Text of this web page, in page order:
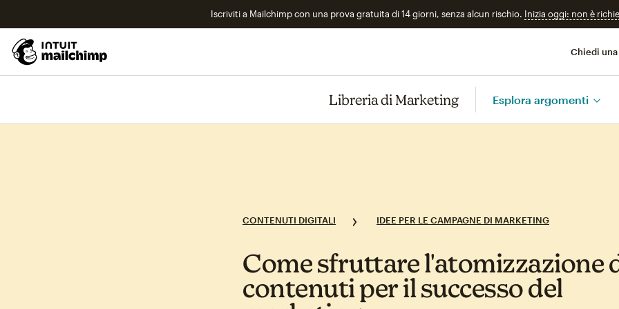
Iscriviti a Mailchimp con una prova gratuita di 14 giorni, senza alcun rischio. Inizia oggi: non è
Chiedi
Libreria di Marketing Esplora argomenti
CONTENUTI DIGITALI IDEE PER LE CAMPAGNE DI MARKETING
Come sfruttare l'atomizzazione
contenuti per il successo del